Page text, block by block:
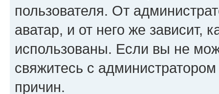
пользователя. От
аватар, и от него же зависит,
использованы. Если вы не
свяжитесь с
причин.